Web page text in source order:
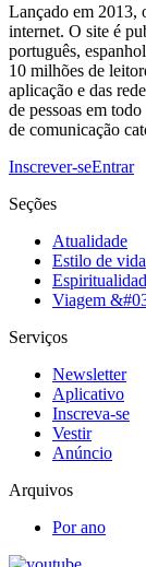
Lançado em 2013,
internet. O site é
português,
10 milhões de
aplicação e das
de pessoas em
de comunicação
Inscrever-seEntrar
Seções
Atualidade
Estilo de vida
Viagem
Serviços
Newsletter
Aplicativo
Inscreva-se
Vestir
Anúncio
Arquivos
Por ano